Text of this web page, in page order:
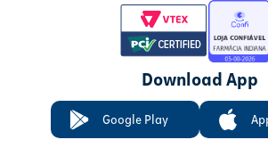
Download App
Google Play